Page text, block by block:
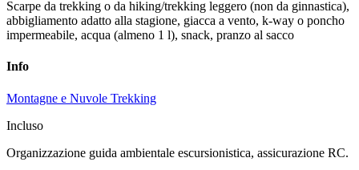
Scarpe da trekking o da hiking/trekking leggero (non da ginnastica),
abbigliamento adatto alla stagione, giacca a vento, k-way o poncho
impermeabile, acqua (almeno 1 l), snack, pranzo al sacco
Info
Montagne e Nuvole Trekking
Incluso
Organizzazione guida ambientale escursionistica, assicurazione RC.